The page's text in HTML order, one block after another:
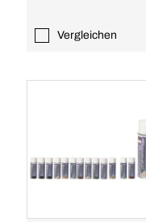
Vergleichen